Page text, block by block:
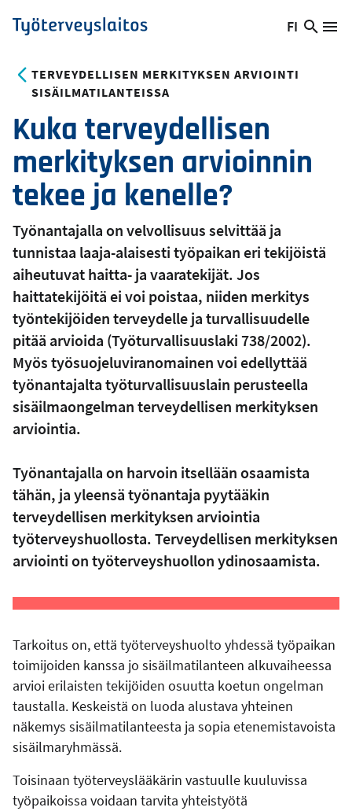
Hyppää
pääsisältöön
Työterveyslaitos
Vaihda
nykyinen
kieli:
FI
Hae
TERVEYDELLISEN MERKITYKSEN ARVIOINTI
SISÄILMATILANTEISSA
Kuka terveydellisen
merkityksen arvioinnin
tekee ja kenelle?
Työnantajalla on velvollisuus selvittää ja
tunnistaa laaja-alaisesti työpaikan eri tekijöistä
aiheutuvat haitta- ja vaaratekijät. Jos
haittatekijöitä ei voi poistaa, niiden merkitys
työntekijöiden terveydelle ja turvallisuudelle
pitää arvioida (Työturvallisuuslaki 738/2002).
Myös työsuojeluviranomainen voi edellyttää
työnantajalta työturvallisuuslain perusteella
sisäilmaongelman terveydellisen merkityksen
arviointia.
Työnantajalla on harvoin itsellään osaamista
tähän, ja yleensä työnantaja pyytääkin
terveydellisen merkityksen arviointia
työterveyshuollosta. Terveydellisen merkityksen
arviointi on työterveyshuollon ydinosaamista.
Tarkoitus on, että työterveyshuolto yhdessä työpaikan
toimijoiden kanssa jo sisäilmatilanteen alkuvaiheessa
arvioi erilaisten tekijöiden osuutta koetun ongelman
taustalla. Keskeistä on luoda alustava yhteinen
näkemys sisäilmatilanteesta ja sopia etenemistavoista
sisäilmaryhmässä.
Toisinaan työterveyslääkärin vastuulle kuuluvissa
työpaikoissa voidaan tarvita yhteistyötä